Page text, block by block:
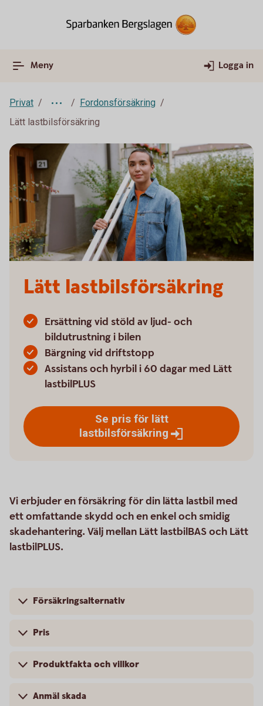
Meny Logga in
Privat
Fordonsförsäkring
Lätt lastbilsförsäkring
Lätt lastbilsförsäkring
Ersättning vid stöld av ljud- och
bildutrustning i bilen
Bärgning vid driftstopp
Assistans och hyrbil i 60 dagar med Lätt
lastbilPLUS
Se pris för lätt
lastbilsförsäkring
Vi erbjuder en försäkring för din lätta lastbil med
ett omfattande skydd och en enkel och smidig
skadehantering. Välj mellan Lätt lastbilBAS och Lätt
lastbilPLUS.
Försäkringsalternativ
Pris
Produktfakta och villkor
Anmäl skada